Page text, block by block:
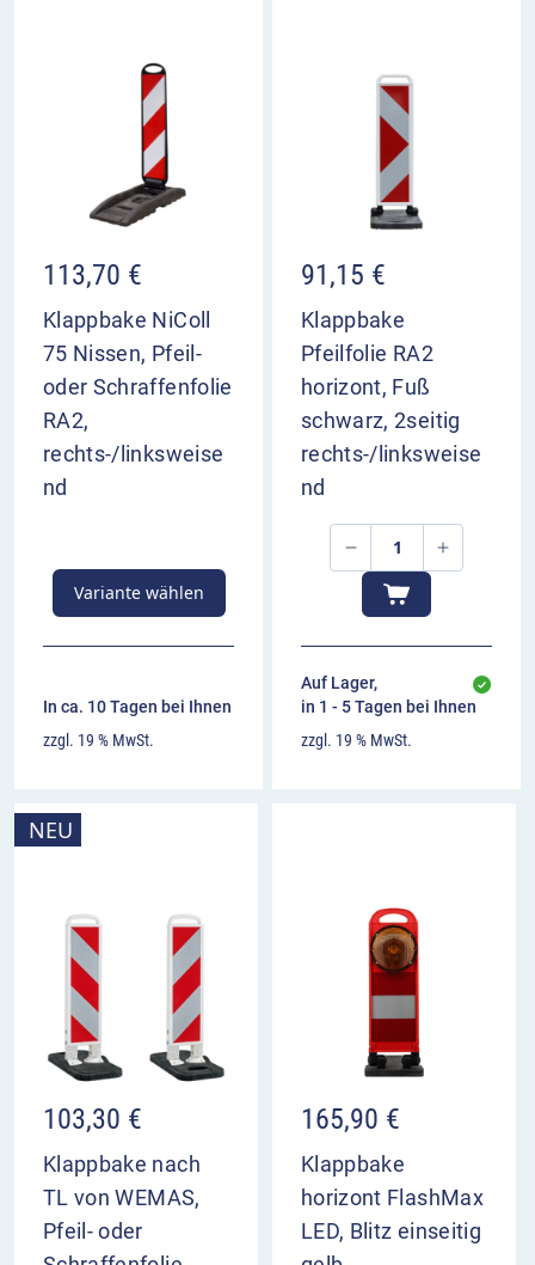
113,70 €
Klappbake NiColl
75 Nissen, Pfeil-
oder Schraffenfolie
RA2,
rechts-/linksweise
nd
Variante wählen
In ca. 10 Tagen bei Ihnen
zzgl. 19 % MwSt.
91,15 €
Klappbake
Pfeilfolie RA2
horizont, Fuß
schwarz, 2seitig
rechts-/linksweise
nd
Auf Lager,
in 1 - 5 Tagen bei Ihnen
zzgl. 19 % MwSt.
NEU
103,30 €
Klappbake nach
TL von WEMAS,
Pfeil- oder
165,90 €
Klappbake
horizont FlashMax
LED, Blitz einseitig